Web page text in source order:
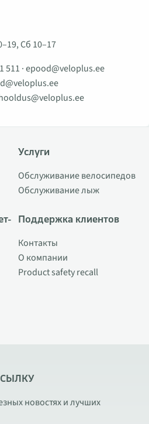
Сб 10–17
511 ·epood@veloplus.ee
Услуги
Обслуживание велосипедов
Обслуживание лыж
Поддержка клиентов
Контакты
О компании
Product safety recall
новостях и лучших